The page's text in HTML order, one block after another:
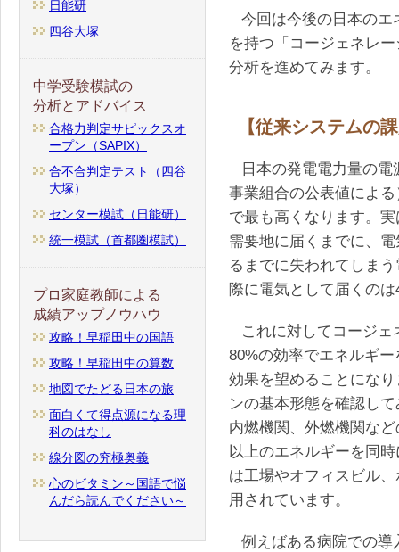
今回は今後の日本の
を持つ「コージェネレ
分析を進めてみます。
【従来システムの
日本の発電電力量の
事業組合の公表値によ
で最も高くなります。
需要地に届くまでに、
るまでに失われてしま
際に電気として届くの
これに対してコージ
80%の効率でエネルギ
効果を望めることにな
ンの基本形態を確認し
内燃機関、外燃機関な
以上のエネルギーを同
は工場やオフィスビル
用されています。
例えばある病院での導
日能研
四谷大塚
中学受験模試の
分析とアドバイス
合格力判定サピックスオ
ープン（SAPIX）
合不合判定テスト（四谷
大塚）
センター模試（日能研）
統一模試（首都圏模試）
プロ家庭教師による
成績アップノウハウ
攻略！早稲田中の国語
攻略！早稲田中の算数
地図でたどる日本の旅
面白くて得点源になる理
科のはなし
線分図の究極奥義
心のビタミン～国語で悩
んだら読んでください～